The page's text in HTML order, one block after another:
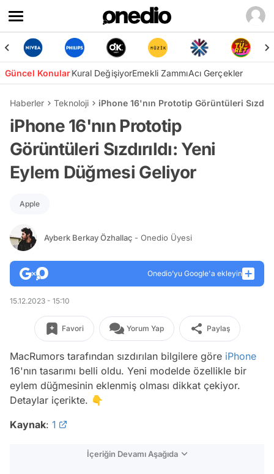
Güncel KonularKural DeğişiyorEmekli ZammıAcı Gerçekler
Haberler Teknoloji iPhone 16'nın Prototip Görüntüleri
iPhone 16'nın Prototip
Görüntüleri Sızdırıldı: Yeni
Eylem Düğmesi Geliyor
Apple
Ayberk Berkay Özhallaç - Onedio Üyesi
Onedio’yu Google'a ekleyin
15.12.2023 - 15:10
Favori Yorum Yap Paylaş
MacRumors tarafından sızdırılan bilgilere göre iPhone
16'nın tasarımı belli oldu. Yeni modelde özellikle bir
eylem düğmesinin eklenmiş olması dikkat çekiyor.
Detaylar içerikte. 👇
Kaynak: 1
İçeriğin Devamı Aşağıda